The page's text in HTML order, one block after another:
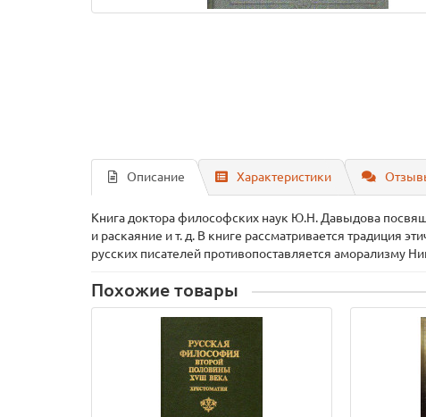
Описание Характеристики
Книга доктора философских наук Ю.Н. Давыдова
и раскаяние и т. д. В книге рассматривается традиция
русских писателей противопоставляется
Похожие товары